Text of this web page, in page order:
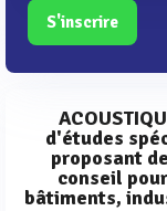
S'inscrire
d'études
proposant
conseil
bâtiments,